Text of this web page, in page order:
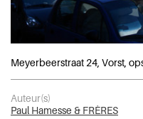
Meyerbeerstraat 24, Vorst,
Auteur(s)
Paul Hamesse & FRÈRES